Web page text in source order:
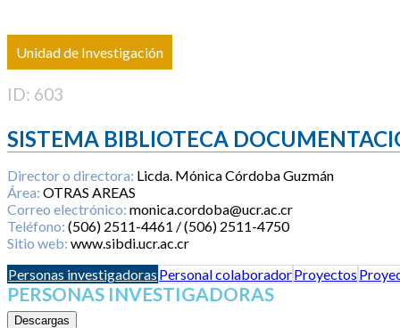
Unidad de Investigación
ID: 603
SISTEMA BIBLIOTECA
Director o directora: Licda. Mónica Córdoba Guzmán
Área: OTRAS AREAS
Correo electrónico: monica.cordoba@ucr.ac.cr
Teléfono: (506) 2511-4461 / (506) 2511-4750
Sitio web: www.sibdi.ucr.ac.cr
Personas investigadoras Personal colaboradorProyectos
PERSONAS INVESTIGADORAS
Descargas